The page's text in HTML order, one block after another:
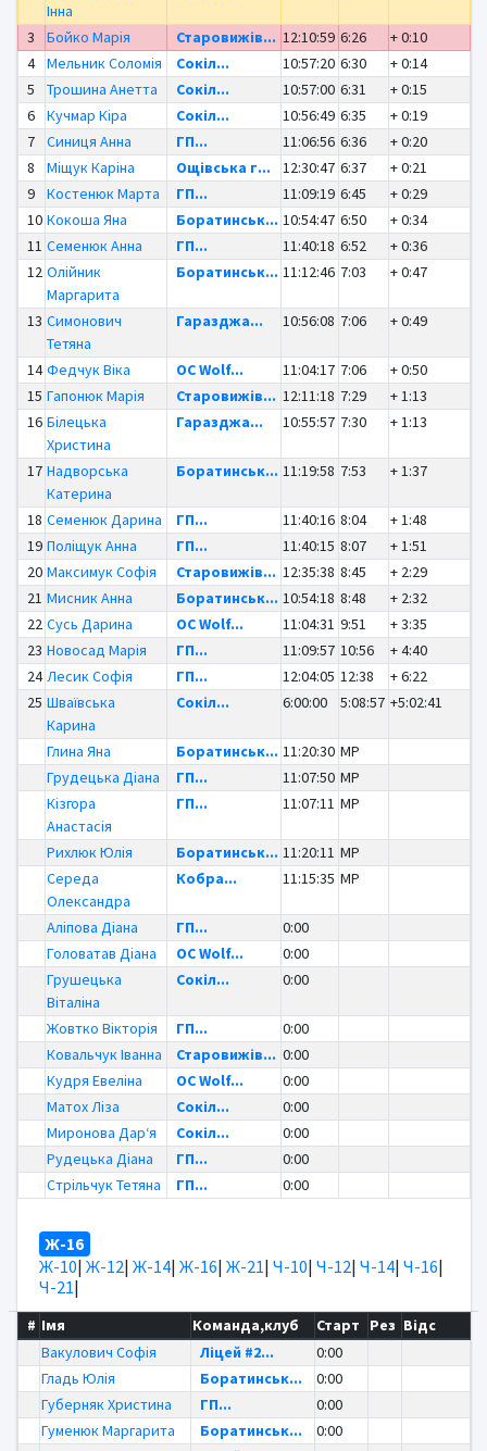
Інна
3 Бойко Марія Старовижів... 12:10:59 6:26
+ 0:10
4
Мельник Соломія Сокіл... 10:57:20 6:30
+ 0:14
5
Трошина Анетта Сокіл... 10:57:00 6:31
+ 0:15
6
Кучмар Кіра Сокіл... 10:56:49 6:35
+ 0:19
7
Синиця Анна ГП... 11:06:56 6:36
+ 0:20
8
Міщук Каріна Ощівська г... 12:30:47 6:37
+ 0:21
9
Костенюк Марта ГП... 11:09:19 6:45
+ 0:29
10 Кокоша Яна Боратинськ... 10:54:47 6:50
+ 0:34
11 Семенюк Анна ГП... 11:40:18 6:52
+ 0:36
12 Олійник
Маргарита
Боратинськ... 11:12:46 7:03 + 0:47
13 Симонович
Тетяна
Гаразджа... 10:56:08 7:06 + 0:49
14 Федчук Віка OC Wolf... 11:04:17 7:06
+ 0:50
15 Гапонюк Марія Старовижів... 12:11:18 7:29
+ 1:13
16 Білецька
Христина
Гаразджа... 10:55:57 7:30 + 1:13
17 Надворська
Катерина
Боратинськ... 11:19:58 7:53 + 1:37
18 Семенюк Дарина ГП... 11:40:16 8:04
+ 1:48
19 Поліщук Анна ГП... 11:40:15 8:07
+ 1:51
20 Максимук Софія Старовижів... 12:35:38 8:45
+ 2:29
21 Мисник Анна Боратинськ... 10:54:18 8:48
+ 2:32
22 Сусь Дарина OC Wolf... 11:04:31 9:51
+ 3:35
23 Новосад Марія ГП... 11:09:57 10:56
+ 4:40
24 Лесик Софія ГП... 12:04:05 12:38
+ 6:22
25 Шваївська
Карина
Сокіл... 6:00:00 5:08:57 +5:02:41
Глина Яна Боратинськ... 11:20:30 MP
Грудецька Діана
ГП... 11:07:50 MP
Кізгора
Анастасія
ГП... 11:07:11 MP
Рихлюк Юлія Боратинськ... 11:20:11 MP
Середа
Олександра
Кобра... 11:15:35 MP
Аліпова Діана ГП...
0:00
Головатав Діана
OC Wolf...
0:00
Грушецька
Віталіна
Сокіл... 0:00
Жовтко Вікторія ГП...
0:00
Ковальчук Іванна
Старовижів... 0:00
Кудря Евеліна
OC Wolf...
0:00
Матох Ліза
Сокіл...
0:00
Миронова Дар‘я
Сокіл...
0:00
Рудецька Діана
ГП...
0:00
Стрільчук Тетяна
ГП... 0:00
Ж-16
Ж-10| Ж-12| Ж-14| Ж-16| Ж-21| Ч-10| Ч-12| Ч-14| Ч-16|
Ч-21|
# Імя Команда,клуб Старт Рез Відс
Вакулович Софія
Ліцей #2...
0:00
Гладь Юлія
Боратинськ...
0:00
Губерняк Христина
ГП...
0:00
Гуменюк Маргарита
Боратинськ...
0:00